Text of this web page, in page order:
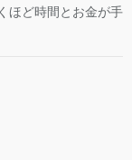
ほど時間とお金が手